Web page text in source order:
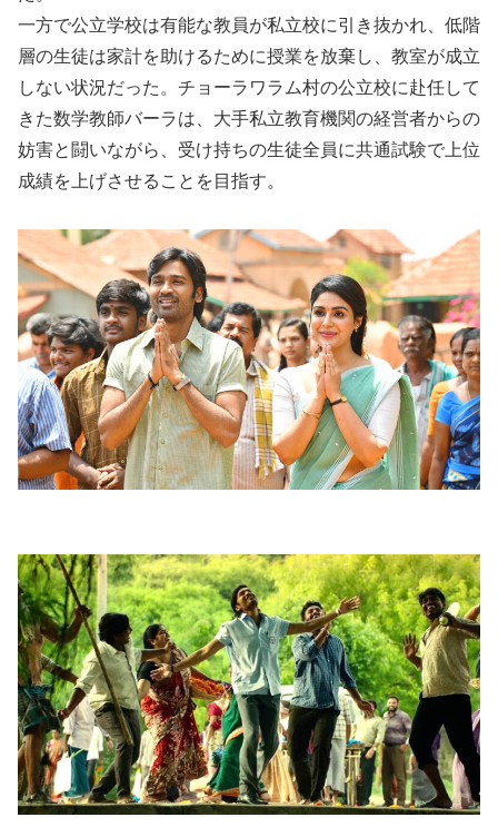
一方で公立学校は有能な教員が私立校に引き抜かれ、低階
層の生徒は家計を助けるために授業を放棄し、教室が成立
しない状況だった。チョーラワラム村の公立校に赴任して
きた数学教師バーラは、大手私立教育機関の経営者からの
妨害と闘いながら、受け持ちの生徒全員に共通試験で上位
成績を上げさせることを目指す。